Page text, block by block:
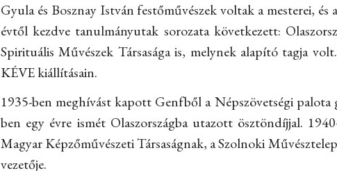
Gyula és Bosznay István festőművészek voltak a mesterei,
évtől kezdve tanulmányutak sorozata következett:
Spirituális Művészek Társasága is, melynek alapító tagja
KÉVE kiállításain.
1935-ben meghívást kapott Genfből a Népszövetségi palota
ben egy évre ismét Olaszországba utazott ösztöndíjjal.
Magyar Képzőművészeti Társaságnak, a Szolnoki
vezetője.